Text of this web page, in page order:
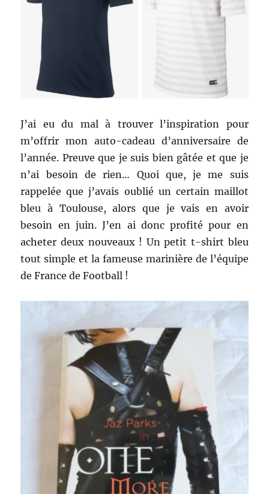
J’ai eu du mal à trouver l’inspiration pour
m’offrir mon auto-cadeau d’anniversaire de
l’année. Preuve que je suis bien gâtée et que je
n’ai besoin de rien… Quoi que, je me suis
rappelée que j’avais oublié un certain maillot
bleu à Toulouse, alors que je vais en avoir
besoin en juin. J’en ai donc profité pour en
acheter deux nouveaux ! Un petit t-shirt bleu
tout simple et la fameuse marinière de l’équipe
de France de Football !